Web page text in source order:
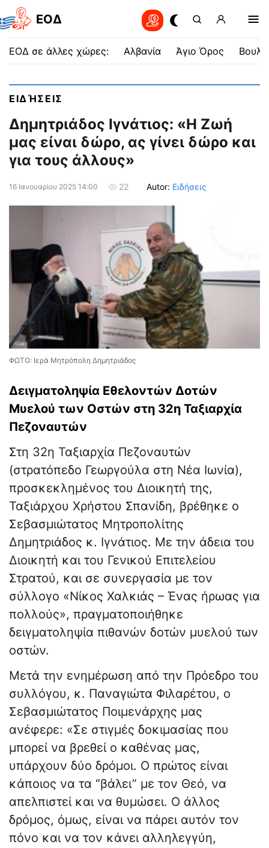
EOΔ
ΕΟΔ σε άλλες χώρες: Αλβανία Άγιο Όρος
ΕΙΔΉΣΕΙΣ
Δημητριάδος Ιγνάτιος: «Η Ζωή
μας είναι δώρο, ας γίνει δώρο και
για τους άλλους»
16 Ιανουαρίου 2025 14:00 22 Autor: Ειδήσεις
ΦΩΤΟ: Ιερά Μητρόπολη Δημητριάδος
Δειγματοληψία Εθελοντών Δοτών
Μυελού των Οστών στη 32η Ταξιαρχία
Πεζοναυτών
Στη 32η Ταξιαρχία Πεζοναυτών
(στρατόπεδο Γεωργούλα στη Νέα Ιωνία),
προσκεκλημένος του Διοικητή της,
Ταξιάρχου Χρήστου Σπανίδη, βρέθηκε ο
Σεβασμιώτατος Μητροπολίτης
Δημητριάδος κ. Ιγνάτιος. Με την άδεια του
Διοικητή και του Γενικού Επιτελείου
Στρατού, και σε συνεργασία με τον
σύλλογο «Νίκος Χαλκιάς – Ένας ήρωας για
πολλούς», πραγματοποιήθηκε
δειγματοληψία πιθανών δοτών μυελού των
οστών.
Μετά την ενημέρωση από την Πρόεδρο του
συλλόγου, κ. Παναγιώτα Φιλαρέτου, ο
Σεβασμιώτατος Ποιμενάρχης μας
ανέφερε: «Σε στιγμές δοκιμασίας που
μπορεί να βρεθεί ο καθένας μας,
υπάρχουν δύο δρόμοι. Ο πρώτος είναι
κάποιος να τα “βάλει” με τον Θεό, να
απελπιστεί και να θυμώσει. Ο άλλος
δρόμος, όμως, είναι να πάρει αυτόν τον
πόνο και να τον κάνει αλληλεγγύη,